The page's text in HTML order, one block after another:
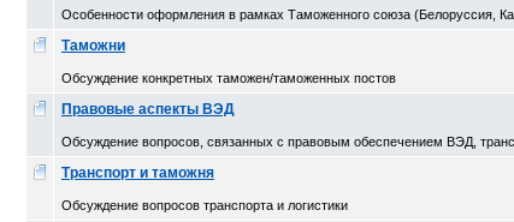
Особенности оформления в рамках Таможенного союза (Белоруссия,
Таможни
Обсуждение конкретных таможен/таможенных постов
Правовые аспекты ВЭД
Обсуждение вопросов, связанных с правовым обеспечением ВЭД,
Транспорт и таможня
Обсуждение вопросов транспорта и логистики